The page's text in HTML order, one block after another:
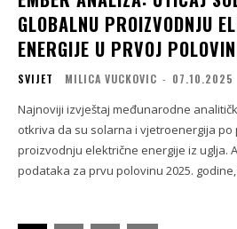
GLOBALNU PROIZVODNJU
ENERGIJE U PRVOJ
SVIJET MILICA VUCKOVIC - 07.10.2025
Najnoviji izvještaj međunarodne
otkriva da su solarna i vjetroenergija po
proizvodnju električne energije iz uglja.
podataka za prvu polovinu 2025. godine,